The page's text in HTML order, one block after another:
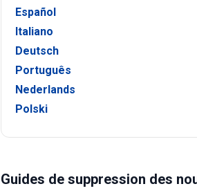
Español
Italiano
Deutsch
Português
Nederlands
Polski
Guides de suppression des